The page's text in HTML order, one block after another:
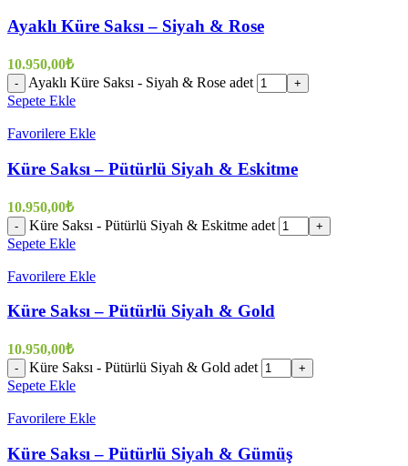
Ayaklı Küre Saksı – Siyah & Rose
10.950,00₺
- Ayaklı Küre Saksı - Siyah & Rose adet +
Sepete Ekle
Favorilere Ekle
Küre Saksı – Pütürlü Siyah & Eskitme
10.950,00₺
- Küre Saksı - Pütürlü Siyah & Eskitme adet +
Sepete Ekle
Favorilere Ekle
Küre Saksı – Pütürlü Siyah & Gold
10.950,00₺
- Küre Saksı - Pütürlü Siyah & Gold adet +
Sepete Ekle
Favorilere Ekle
Küre Saksı – Pütürlü Siyah & Gümüş